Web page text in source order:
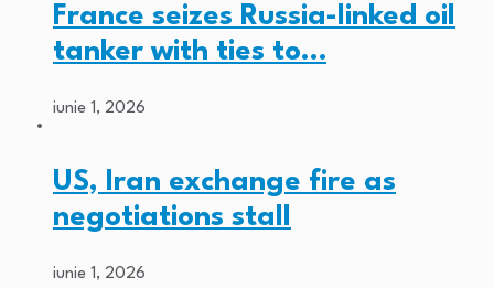
France seizes Russia-linked oil
tanker with ties to…
iunie 1, 2026
US, Iran exchange fire as
negotiations stall
iunie 1, 2026